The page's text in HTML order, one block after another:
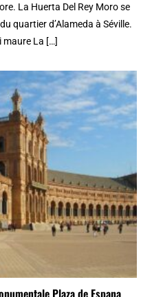
La Huerta Del Rey Moro se
quartier d’Alameda à Séville.
maure La […]
Plaza de Espana